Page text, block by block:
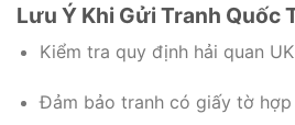
Lưu Ý Khi Gửi Tranh Quốc
Kiểm tra quy định hải quan
Đảm bảo tranh có giấy tờ hợp